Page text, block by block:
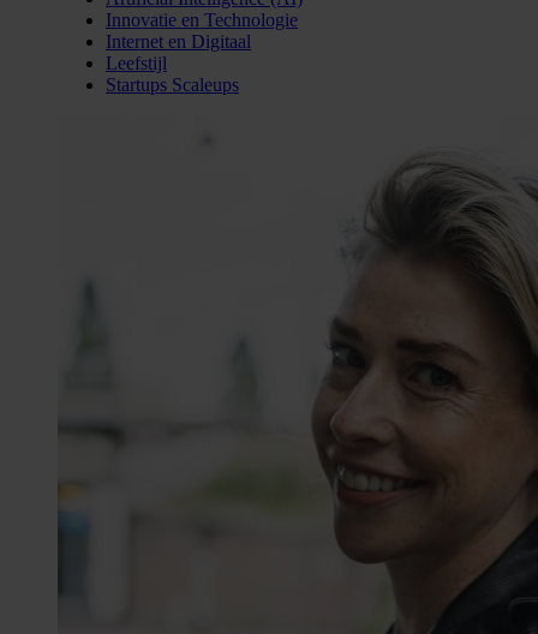
Innovatie en Technologie
Internet en Digitaal
Leefstijl
Startups Scaleups